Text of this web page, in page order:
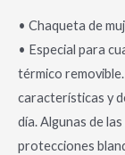
• Chaqueta de
• Especial para
térmico
características y
día. Algunas de
protecciones